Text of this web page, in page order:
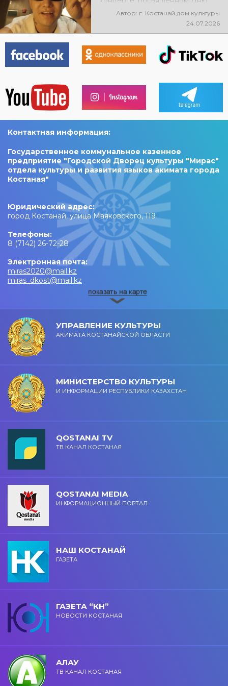
города, выступит ALEM!
@xcialem
Автор: г. Костанай дом культуры
24.07.2026
Контактная информация:
Государственное коммунальное казенное
предприятие "Городской Дворец культуры "Мирас"
отдела культуры и развития языков акимата города
Костаная"
Юридический адрес:
город Костанай, улица Маяковского, 119
Телефоны:
8 (7142) 26-72-28
Электронная почта:
miras2020@mail.kz
miras_dkost@mail.kz
УПРАВЛЕНИЕ КУЛЬТУРЫ
АКИМАТА КОСТАНАЙСКОЙ ОБЛАСТИ
МИНИСТЕРСТВО КУЛЬТУРЫ
И ИНФОРМАЦИИ РЕСПУБЛИКИ КАЗАХСТАН
QOSTANAI TV
ТВ КАНАЛ КОСТАНАЯ
QOSTANAI MEDIA
ИНФОРМАЦИОННЫЙ ПОРТАЛ
НАШ КОСТАНАЙ
ГАЗЕТА
ГАЗЕТА “КН”
НОВОСТИ КОСТАНАЯ
АЛАУ
ТВ КАНАЛ КОСТАНАЯ